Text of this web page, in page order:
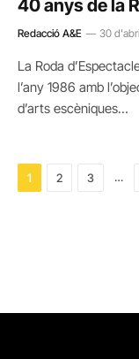
40 anys de la
Redacció A&E 30
La Roda
l’any 1986 amb
d’arts escèniques…
1 2 3 …